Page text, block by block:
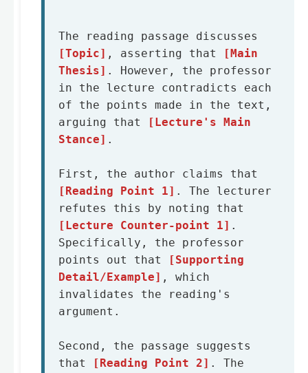
[Topic] , asserting that
[Main
Thesis] . However, the professor
in the lecture contradicts each
of the points made in the text,
arguing that
[Lecture's Main
Stance] .
[Reading Point 1] . The lecturer
[Lecture Counter-point 1] .
Specifically, the professor
points out that
[Supporting
Detail/Example] , which
invalidates the reading's
argument.
Second, the passage suggests
that
[Reading Point 2] . The